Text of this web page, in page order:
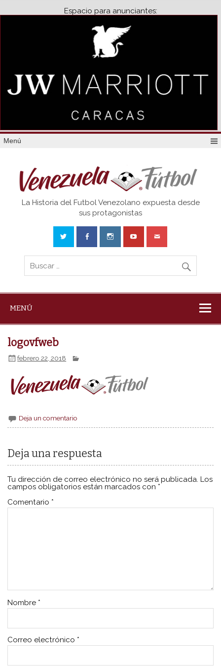
Espacio para anunciantes:
Menú
Venezuela
La Historia del Futbol Venezolano expuesta desde
sus protagonistas
MENÚ
logovfweb
febrero 22, 2018
Deja un comentario
Deja una respuesta
Tu dirección de correo electrónico no será publicada. Los
campos obligatorios están marcados con *
Comentario *
Nombre *
Correo electrónico *